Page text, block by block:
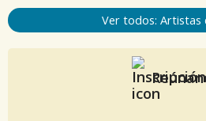
Ver todos: Artistas